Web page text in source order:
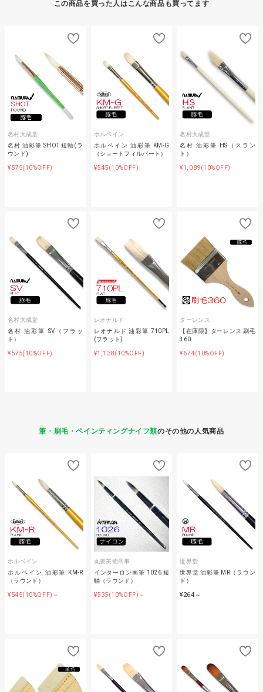
この商品を買った人はこんな商品も買ってます
名村大成堂
名村 油彩筆 SHOT 短軸(ラ
ウンド)
¥575(10%OFF)
ホルベイン
ホルベイン 油彩筆 KM-G
（ショートフィルバート）
¥545(10%OFF)
名村大成堂
名村 油彩筆 HS（スラン
ト）
¥1,089(10%OFF)
名村大成堂
名村 油彩筆 SV（フラッ
ト）
¥575(10%OFF)
レオナルド
レオナルド 油彩筆 710PL
(フラット)
¥1,138(10%OFF)
ターレンス
【在庫限】ターレンス 刷毛
360
¥674(10%OFF)
筆・刷毛・ペインティングナイフ類のその他の人気商品
ホルベイン
ホルベイン 油彩筆 KM-R
（ラウンド）
¥545(10%OFF)～
丸善美術商事
インターロン画筆 1026 短
軸（ラウンド）
¥535(10%OFF)～
世界堂
世界堂 油彩筆 MR（ラウン
ド）
¥264 ～